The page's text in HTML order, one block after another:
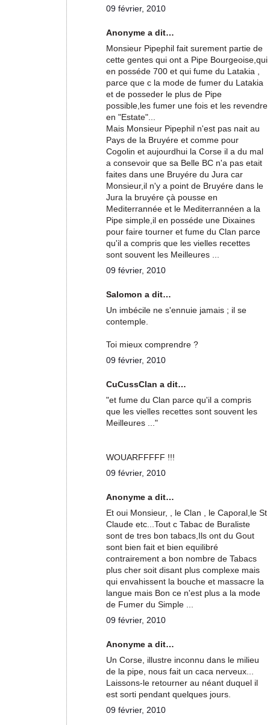
09 février, 2010
Anonyme a dit…
Monsieur Pipephil fait surement partie de
cette gentes qui ont a Pipe Bourgeoise,qui
en posséde 700 et qui fume du Latakia ,
parce que c la mode de fumer du Latakia
et de posseder le plus de Pipe
possible,les fumer une fois et les revendre
en "Estate"...
Mais Monsieur Pipephil n'est pas nait au
Pays de la Bruyére et comme pour
Cogolin et aujourdhui la Corse il a du mal
a consevoir que sa Belle BC n'a pas etait
faites dans une Bruyére du Jura car
Monsieur,il n'y a point de Bruyére dans le
Jura la bruyére çà pousse en
Mediterrannée et le Mediterrannéen a la
Pipe simple,il en posséde une Dixaines
pour faire tourner et fume du Clan parce
qu'il a compris que les vielles recettes
sont souvent les Meilleures ...
09 février, 2010
Salomon a dit…
Un imbécile ne s'ennuie jamais ; il se
contemple.
Toi mieux comprendre ?
09 février, 2010
CuCussClan a dit…
"et fume du Clan parce qu'il a compris
que les vielles recettes sont souvent les
Meilleures ..."
WOUARFFFFF !!!
09 février, 2010
Anonyme a dit…
Et oui Monsieur, , le Clan , le Caporal,le St
Claude etc...Tout c Tabac de Buraliste
sont de tres bon tabacs,Ils ont du Gout
sont bien fait et bien equilibré
contrairement a bon nombre de Tabacs
plus cher soit disant plus complexe mais
qui envahissent la bouche et massacre la
langue mais Bon ce n'est plus a la mode
de Fumer du Simple ...
09 février, 2010
Anonyme a dit…
Un Corse, illustre inconnu dans le milieu
de la pipe, nous fait un caca nerveux...
Laissons-le retourner au néant duquel il
est sorti pendant quelques jours.
09 février, 2010